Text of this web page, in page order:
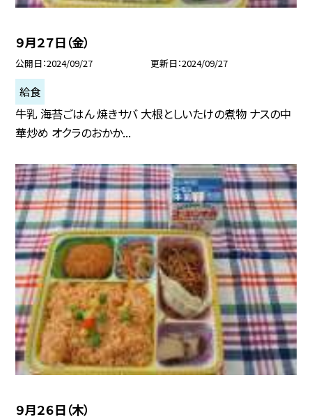
９月２７日（金）
公開日 2024/09/27 更新日 2024/09/27
給食
牛乳 海苔ごはん 焼きサバ 大根としいたけの煮物 ナスの中
華炒め オクラのおかか...
９月２６日（木）